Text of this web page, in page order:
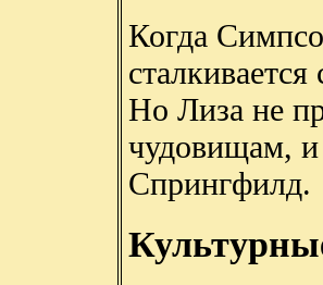
Когда
Но Лиза не
чудовищам, и
Спрингфилд.